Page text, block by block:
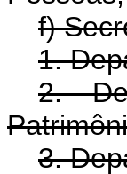
f)
1.
2.
3.